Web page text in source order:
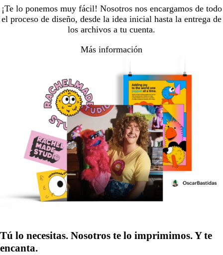
¡Te lo ponemos muy fácil! Nosotros nos encargamos de todo
el proceso de diseño, desde la idea inicial hasta la entrega de
los archivos a tu cuenta.
Más información
Tú lo necesitas. Nosotros te lo imprimimos. Y te
encanta.